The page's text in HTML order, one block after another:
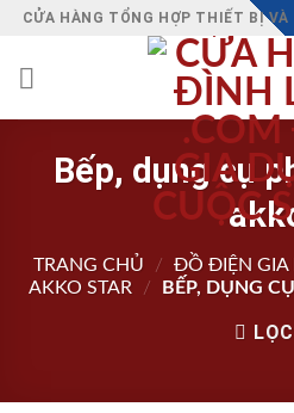
Chuyển
nội
CỬA HÀNG TỔNG HỢP THIẾT BỊ
Bếp, dụng cụ
TRANG CHỦ / ĐỒ ĐIỆN GIA
AKKO STAR
/ BẾP, DỤNG
LỌC